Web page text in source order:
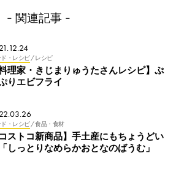
- 関連記事 -
・レシピ/ レシピ
料理家・きじまりゅうたさんレシピ】ぷ
りエビフライ
・レシピ/ 食品・食材
コストコ新商品】手土産にもちょうどい
しっとりなめらかおとなのばうむ」